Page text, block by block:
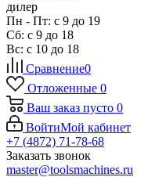
дилер
Пн - Пт: с 9 до 19
Сб: с 9 до 18
Вс: с 10 до 18
Сравнение0
Отложенные 0
Ваш заказ пусто 0
ВойтиМой кабинет
+7 (4872) 71-78-68
Заказать звонок
master@toolsmachines.ru